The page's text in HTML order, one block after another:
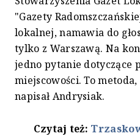
"Gazety
lokalnej, namawia do
tylko z Warszawą. Na
jedno pytanie dotyczące
miejscowości. To
napisał Andrysiak.
Czytaj też: